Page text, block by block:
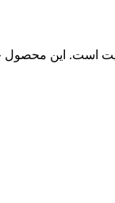
است. این